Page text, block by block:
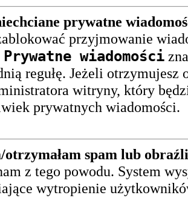
prywatne
przyjmowanie
Prywatne wiadomości
regułę. Jeżeli
witryny, który
prywatnych wiadomości.
otrzymałam spam lub
z tego powodu. System
wytropienie